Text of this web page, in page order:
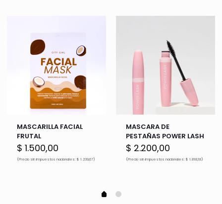
MASCARILLA FACIAL
FRUTAL
$ 1.500,00
(Precio sin impuestos nacionales: $ 1.239,67)
MASCARA DE
PESTAÑAS POWER LASH
$ 2.200,00
(Precio sin impuestos nacionales: $ 1.818,18)